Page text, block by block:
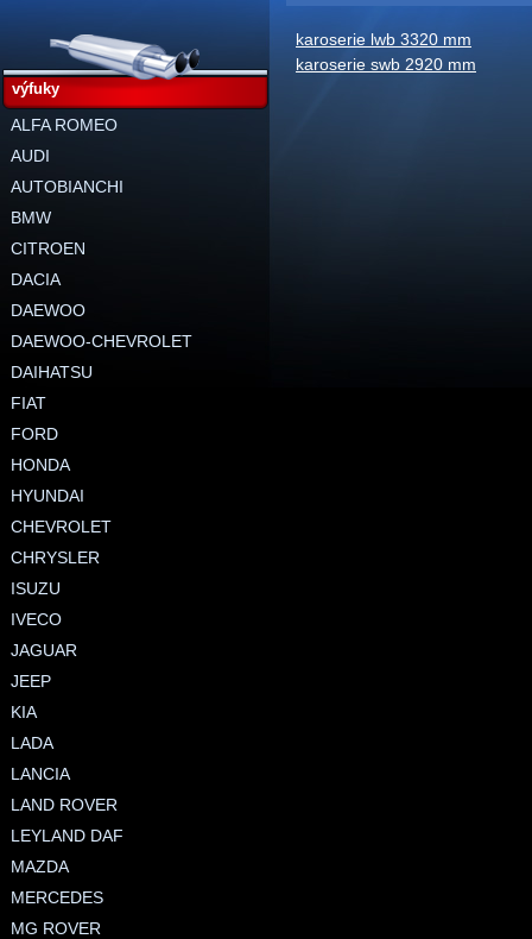
karoserie lwb 3320 mm
karoserie swb 2920 mm
výfuky
ALFA ROMEO
AUDI
AUTOBIANCHI
BMW
CITROEN
DACIA
DAEWOO
DAEWOO-CHEVROLET
DAIHATSU
FIAT
FORD
HONDA
HYUNDAI
CHEVROLET
CHRYSLER
ISUZU
IVECO
JAGUAR
JEEP
KIA
LADA
LANCIA
LAND ROVER
LEYLAND DAF
MAZDA
MERCEDES
MG ROVER